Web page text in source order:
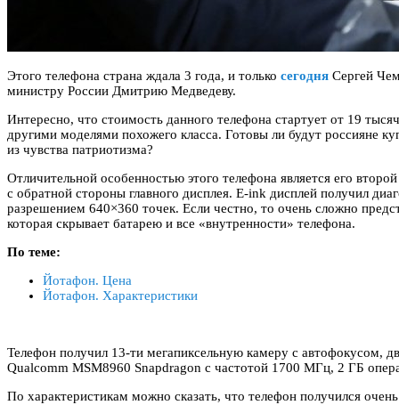
Этого телефона страна ждала 3 года, и только сегодня Сергей
министру России Дмитрию Медведеву.
Интересно, что стоимость данного телефона стартует от 19
другими моделями похожего класса. Готовы ли будут россияне
из чувства патриотизма?
Отличительной особенностью этого телефона является его
с обратной стороны главного дисплея. E-ink дисплей получил
разрешением 640×360 точек. Если честно, то очень сложно
которая скрывает батарею и все «внутренности» телефона.
По теме:
Йотафон. Цена
Йотафон. Характеристики
Телефон получил 13-ти мегапиксельную камеру с автофокусом,
Qualcomm MSM8960 Snapdragon с частотой 1700 МГц, 2 ГБ
По характеристикам можно сказать, что телефон получился